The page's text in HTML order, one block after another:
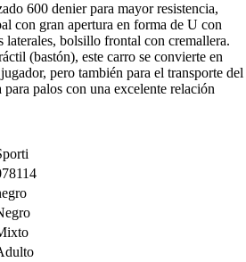
600 denier para mayor resistencia,
con gran apertura en forma de U con
laterales, bolsillo frontal con cremallera.
(bastón), este carro se convierte en
pero también para el transporte del
palos con una excelente relación